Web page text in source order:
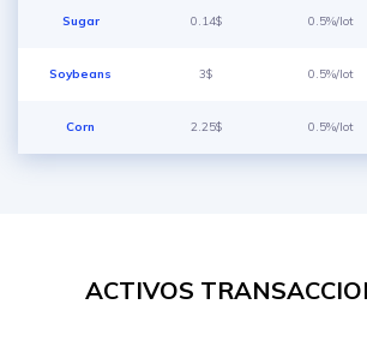
Sugar 0.14$ 0.5%/lot
Soybeans 3$ 0.5%/lot
Corn 2.25$ 0.5%/lot
ACTIVOS